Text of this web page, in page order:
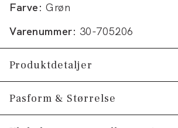
Farve: Grøn
Varenummer: 30-705206
Produktdetaljer
Fremstillet i behagelig
Med almindelig krave.
Pasform & Størrelse